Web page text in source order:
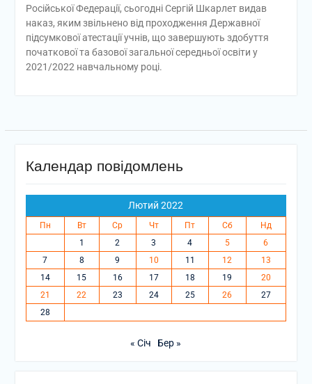
Російської Федерації, сьогодні Сергій Шкарлет видав
наказ, яким звільнено від проходження Державної
підсумкової атестації учнів, що завершують здобуття
початкової та базової загальної середньої освіти у
2021/2022 навчальному році.
Календар повідомлень
Лютий 2022
Пн Вт Ср Чт Пт Сб
Нд
1
2 3 4 5
6
7
8 9 10 11 12
13
14
15 16 17 18 19
20
21
22 23 24 25 26
27
28
« Січ Бер »